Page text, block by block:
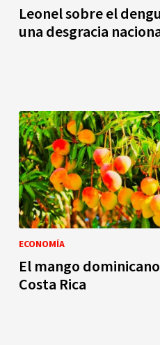
Leonel sobre el
una desgracia
ECONOMÍA
El mango
Costa Rica